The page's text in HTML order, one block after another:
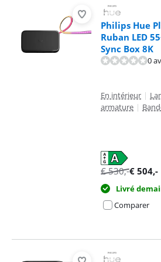
Philips Hue
Ruban LED
Sync Box 8K
0
En intérieur |
armature |
€530,-€ 504,-
Livré
Comparer